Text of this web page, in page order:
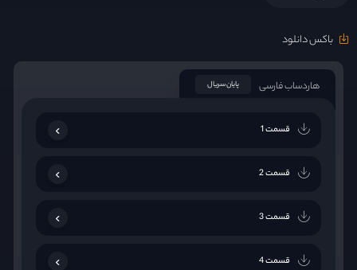
باکس دانلود
هاردساب فارسی پایان سریال
قسمت 1
قسمت 2
قسمت 3
قسمت 4